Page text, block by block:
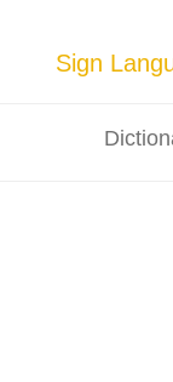
Sign